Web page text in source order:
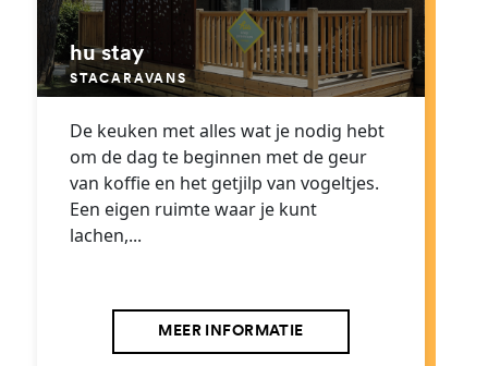
hu stay
STACARAVANS
De keuken met alles wat je nodig hebt
om de dag te beginnen met de geur
van koffie en het getjilp van vogeltjes.
Een eigen ruimte waar je kunt
lachen,...
MEER INFORMATIE